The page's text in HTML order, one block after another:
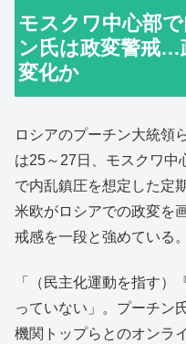
モスクワ中心部
ン氏は政変警戒…
変化か
ロシアのプーチン大統領
は25～27日、モスクワ中
で内乱鎮圧を想定した定
米欧がロシアでの政変を
戒感を一段と強めている。
「（民主化運動を指す）
っていない」。プーチン
機関トップらとのオンラ